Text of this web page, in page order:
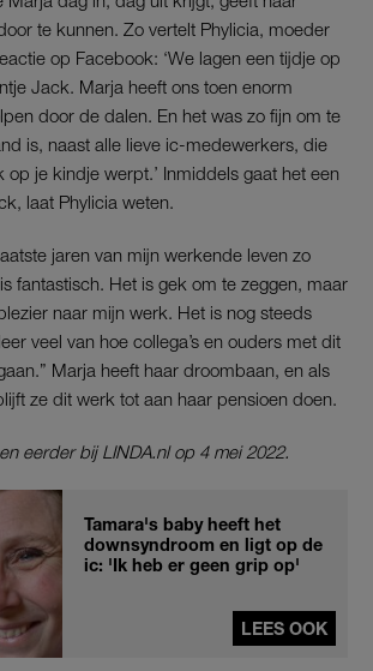
te kunnen. Zo vertelt Phylicia, moeder
op Facebook: ‘We lagen een tijdje op
Jack. Marja heeft ons toen enorm
door de dalen. En het was zo fijn om te
is, naast alle lieve ic-medewerkers, die
op je kindje werpt.’ Inmiddels gaat het een
laat Phylicia weten.
jaren van mijn werkende leven zo
fantastisch. Het is gek om te zeggen, maar
naar mijn werk. Het is nog steeds
veel van hoe collega’s en ouders met dit
Marja heeft haar droombaan, en als
ze dit werk tot aan haar pensioen doen.
eerder bij LINDA.nl op 4 mei 2022.
Tamara's baby heeft het
downsyndroom en ligt op de
ic: 'Ik heb er geen grip op'
LEES OOK